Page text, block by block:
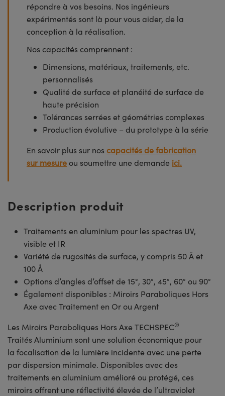
répondre à vos besoins. Nos ingénieurs
expérimentés sont là pour vous aider, de la
conception à la réalisation.
Nos capacités comprennent :
Dimensions, matériaux, traitements, etc.
personnalisés
Qualité de surface et planéité de surface de
haute précision
Tolérances serrées et géométries complexes
Production évolutive – du prototype à la série
En savoir plus sur nos capacités de fabrication
sur mesure ou soumettre une demande ici.
Description produit
Traitements en aluminium pour les spectres UV,
visible et IR
Variété de rugosités de surface, y compris 50 Å et
100 Å
Options d’angles d’offset de 15°, 30°, 45°, 60° ou 90°
Également disponibles : Miroirs Paraboliques Hors
Axe avec Traitement en Or ou Argent
Les Miroirs Paraboliques Hors Axe TECHSPEC®
Traités Aluminium sont une solution économique pour
la focalisation de la lumière incidente avec une perte
par dispersion minimale. Disponibles avec des
traitements en aluminium amélioré ou protégé, ces
miroirs offrent une réflectivité élevée de l’ultraviolet